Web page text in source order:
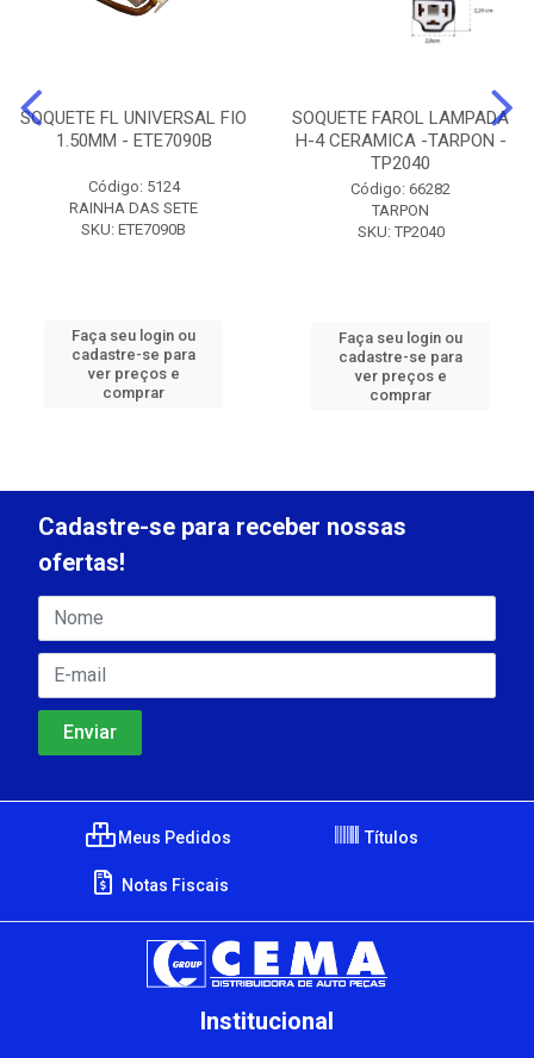
SOQUETE FL UNIVERSAL FIO
1.50MM - ETE7090B
Código: 5124
RAINHA DAS SETE
SKU: ETE7090B
Faça seu login ou
cadastre-se para
ver preços e
comprar
SOQUETE FAROL LAMPADA
H-4 CERAMICA -TARPON -
TP2040
Código: 66282
TARPON
SKU: TP2040
Faça seu login ou
cadastre-se para
ver preços e
comprar
Cadastre-se para receber nossas
ofertas!
Meus Pedidos Títulos
Notas Fiscais
Institucional